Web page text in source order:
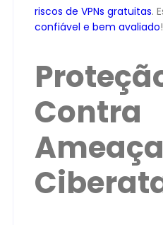
riscos de VPNs gratuitas.
confiável e bem avaliado!
Contra